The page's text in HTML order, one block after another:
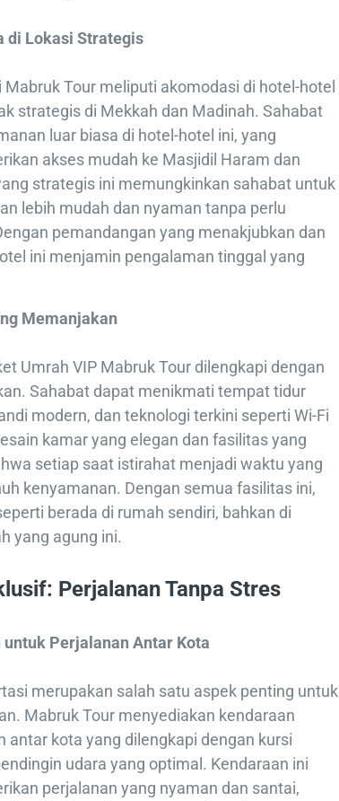
di Lokasi Strategis
Mabruk Tour meliputi akomodasi di hotel-hotel
strategis di Mekkah dan Madinah. Sahabat
luar biasa di hotel-hotel ini, yang
akses mudah ke Masjidil Haram dan
strategis ini memungkinkan sahabat untuk
lebih mudah dan nyaman tanpa perlu
pemandangan yang menakjubkan dan
ini menjamin pengalaman tinggal yang
Memanjakan
Umrah VIP Mabruk Tour dilengkapi dengan
Sahabat dapat menikmati tempat tidur
modern, dan teknologi terkini seperti Wi-Fi
kamar yang elegan dan fasilitas yang
setiap saat istirahat menjadi waktu yang
kenyamanan. Dengan semua fasilitas ini,
berada di rumah sendiri, bahkan di
yang agung ini.
Perjalanan Tanpa Stres
untuk Perjalanan Antar Kota
merupakan salah satu aspek penting untuk
Mabruk Tour menyediakan kendaraan
antar kota yang dilengkapi dengan kursi
udara yang optimal. Kendaraan ini
perjalanan yang nyaman dan santai,